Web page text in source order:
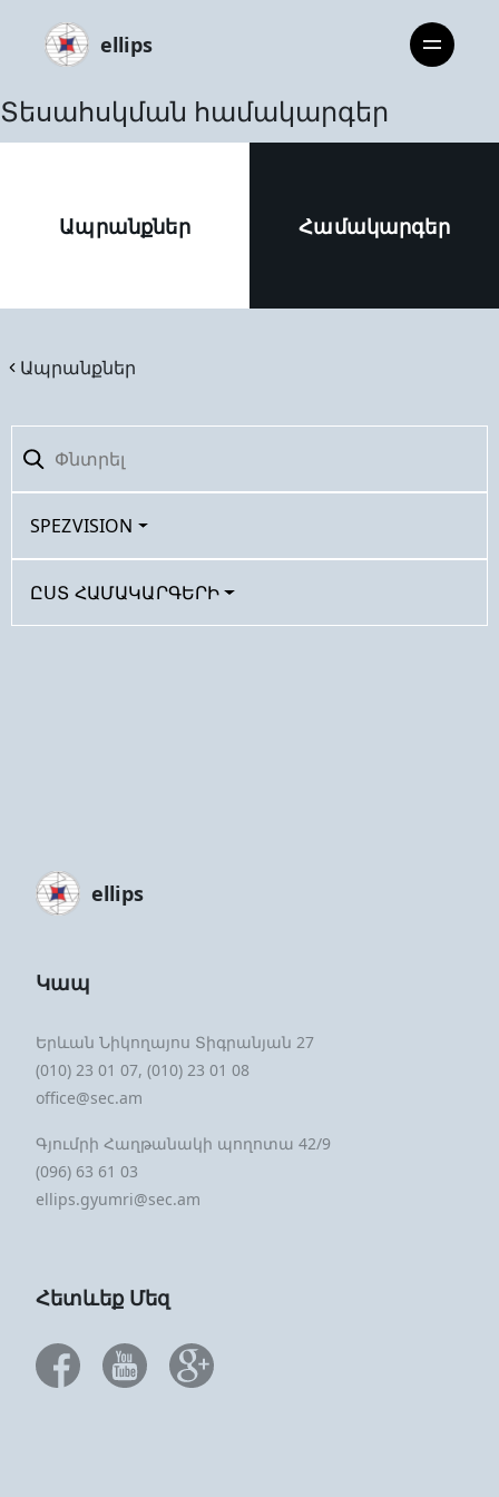
ellips
Տեսահսկման համակարգեր
Ապրանքներ Համակարգեր
Ապրանքներ
SPEZVISION
ԸՍՏ ՀԱՄԱԿԱՐԳԵՐԻ
ellips
Կապ
Երևան Նիկողայոս Տիգրանյան 27
(010) 23 01 07, (010) 23 01 08
office@sec.am
Գյումրի Հաղթանակի պողոտա 42/9
(096) 63 61 03
ellips.gyumri@sec.am
Հետևեք Մեզ